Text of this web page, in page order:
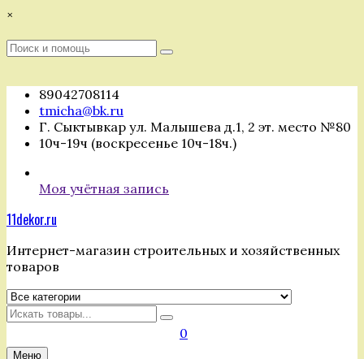
Перейти
содержимому
×
Поиск
Поиск
89042708114
tmicha@bk.ru
Г. Сыктывкар ул. Малышева д.1, 2 эт. место №80
10ч-19ч (воскресенье 10ч-18ч.)
Моя учётная запись
11dekor.ru
Интернет-магазин строительных и хозяйственных
товаров
Искать
0
Меню